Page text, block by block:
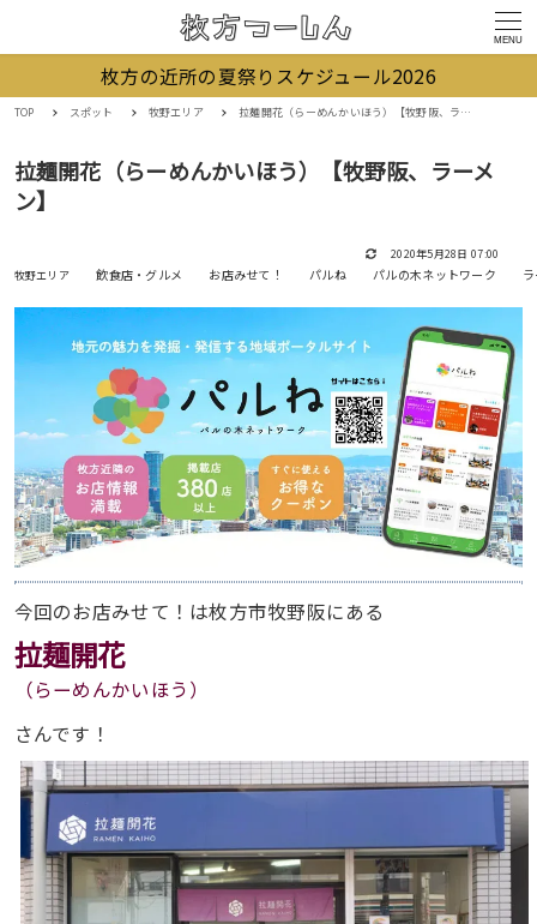
MENU
枚方の近所の夏祭りスケジュール2026
TOP スポット 牧野エリア 拉麺開花（らーめんかいほう）【牧野阪、ラーメン】
拉麺開花（らーめんかいほう）【牧野阪、ラーメ
ン】
2020年5月28日 07:00
牧野エリア
飲食店・グルメ お店みせて！ パルね パルの木ネットワーク
今回のお店みせて！は枚方市牧野阪にある
拉麺開花
（らーめんかいほう）
さんです！